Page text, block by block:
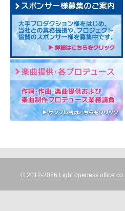
© 2012-2026 Light oneness office